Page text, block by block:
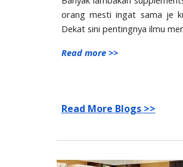
orang mesti ingat sama je
Dekat sini pentingnya ilmu
Read more >>
Read More Blogs >>